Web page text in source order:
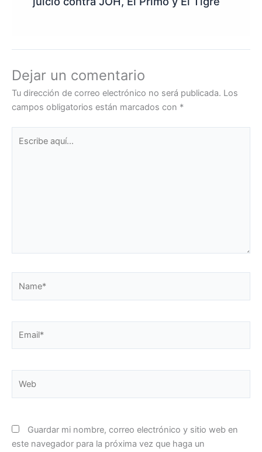
Dejar un comentario
Tu dirección de correo electrónico no será publicada. Los
campos obligatorios están marcados con *
Guardar mi nombre, correo electrónico y sitio web en
este navegador para la próxima vez que haga un